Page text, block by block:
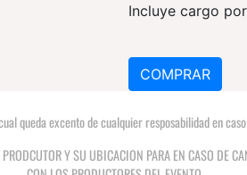
Incluye cargo
queda excento de cualquier resposabilidad en
Y SU UBICACION PARA EN CASO DE